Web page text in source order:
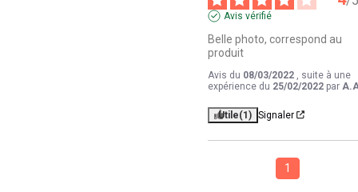
Avis vérifié
Belle photo, correspond au
produit
Avis du 08/03/2022
, suite à une
expérience du 25/02/2022 par
Utile(1) Signaler
1